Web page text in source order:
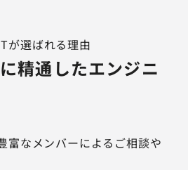
が選ばれる理由
精通したエンジニ
富なメンバーによるご相談や